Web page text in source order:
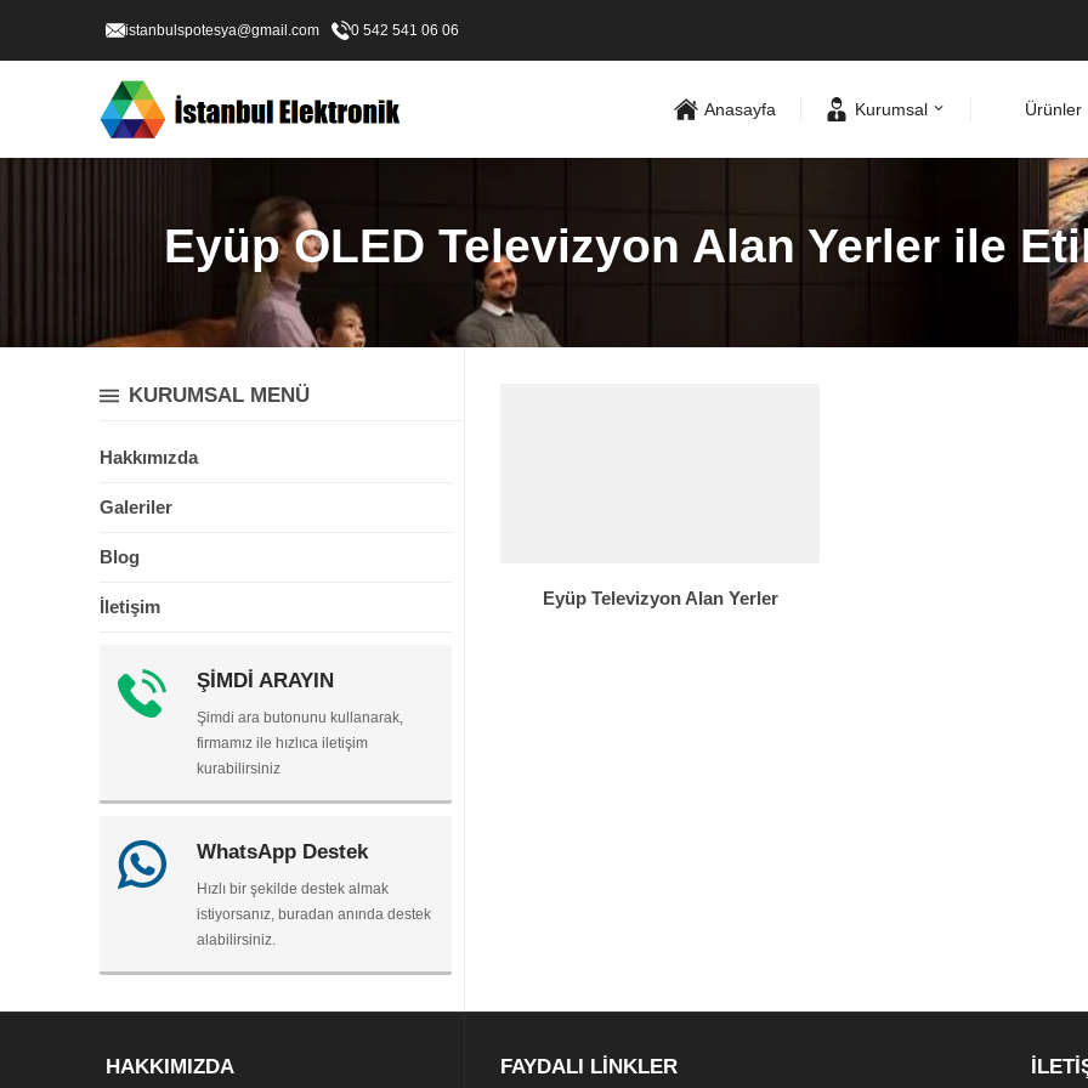
istanbulspotesya@gmail.com 0 542 541 06 06
Anasayfa Kurumsal Ürünler
Eyüp OLED Televizyon Alan Yerler ile
Eyüp Televizyon Alan Yerler
KURUMSAL MENÜ
Hakkımızda
Galeriler
Blog
İletişim
ŞİMDİ ARAYIN
Şimdi ara butonunu kullanarak,
firmamız ile hızlıca iletişim
kurabilirsiniz
WhatsApp Destek
Hızlı bir şekilde destek almak
istiyorsanız, buradan anında destek
alabilirsiniz.
HAKKIMIZDA FAYDALI LİNKLER